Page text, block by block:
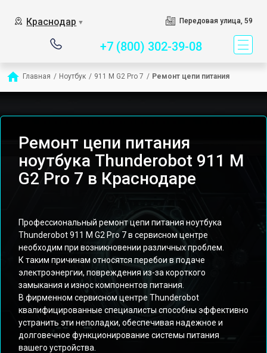
Краснодар ▼ Передовая улица, 59
+7 (800) 302-39-08
Главная / Ноутбук / 911 M G2 Pro 7 / Ремонт цепи питания
Ремонт цепи питания
ноутбука Thunderobot 911 M
G2 Pro 7 в Краснодаре
Профессиональный ремонт цепи питания ноутбука
Thunderobot 911 M G2 Pro 7 в сервисном центре
необходим при возникновении различных проблем.
К таким причинам относятся перебои в подаче
электроэнергии, повреждения из-за короткого
замыкания и износ компонентов питания.
В фирменном сервисном центре Thunderobot
квалифицированные специалисты способны эффективно
устранить эти неполадки, обеспечивая надежное и
долговечное функционирование системы питания
вашего устройства.